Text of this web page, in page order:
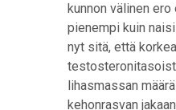
kunnon välinen
pienempi kuin
nyt sitä, että
lihasmassan
kehonrasvan